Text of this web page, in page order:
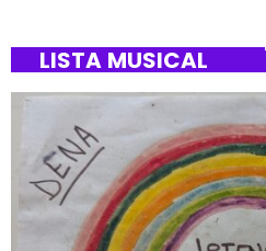
LISTA MUSICAL